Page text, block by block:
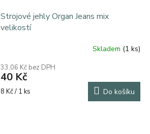
Strojové jehly Organ Jeans mix
velikostí
produktu
je
5,0
Skladem (1 ks)
33,06 Kč bez DPH
40 Kč
Měrná
8 Kč / 1 ks Do košíku